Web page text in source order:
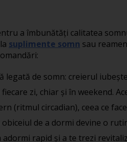
a îmbunătăți calitatea
suplimente somn sau
legată de somn: creierul
zi, chiar și în weekend.
(ritmul circadian), ceea ce
de a dormi devine o
rapid și a te trezi